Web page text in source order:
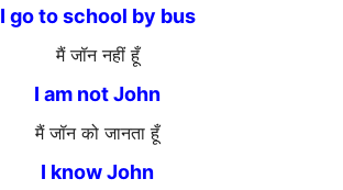
I go to school by bus
मैं जॉन नहीं हूँ
I am not John
मैं जॉन को जानता हूँ
I know John